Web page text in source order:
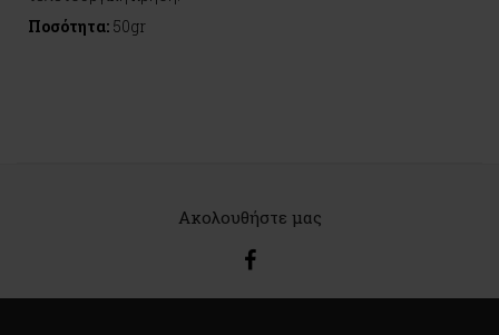
Ποσότητα: 50gr
Ακολουθήστε μας